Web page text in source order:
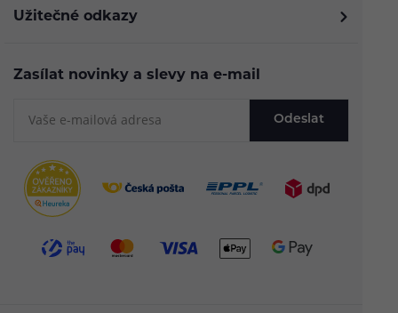
Užitečné odkazy
Zasílat novinky a slevy na e-mail
Odeslat